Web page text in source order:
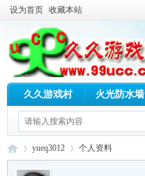
设为首页 收藏本站
久久游戏村 火光防水墙
yueq3012 个人资料